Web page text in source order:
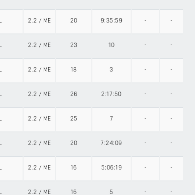
2.2 / ME 20 9:35:59 - -
2.2 / ME 23 10 - -
2.2 / ME 18 3 - -
2.2 / ME 26 2:17:50 - -
2.2 / ME 25 7 - -
2.2 / ME 20 7:24:09 - -
2.2 / ME 16 5:06:19 - -
2.2 / ME 16 5 - -